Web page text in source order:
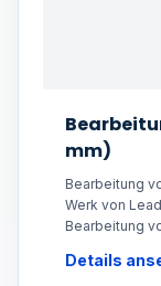
mm)
Bearbeitung
Werk von
Bearbeitung
Details